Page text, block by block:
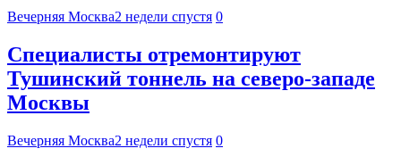
Вечерняя Москва2 недели спустя 0
Специалисты отремонтируют
Тушинский тоннель на северо-западе
Москвы
Вечерняя Москва2 недели спустя 0